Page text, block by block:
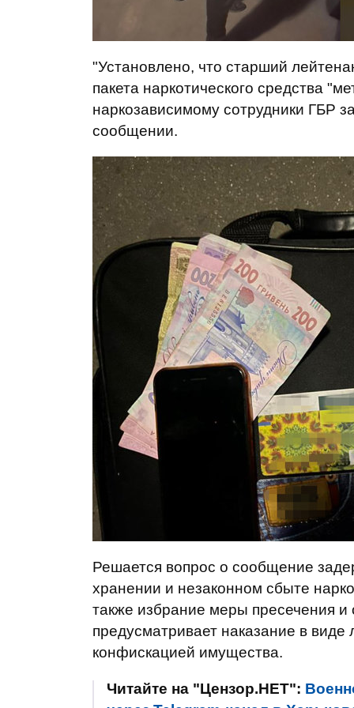
"Установлено, что старший
пакета наркотического средства
наркозависимому сотрудники ГБР
сообщении.
Решается вопрос о сообщение
хранении и незаконном сбыте
также избрание меры пресечения и
предусматривает наказание в
конфискацией имущества.
Читайте на "Цензор.НЕТ":